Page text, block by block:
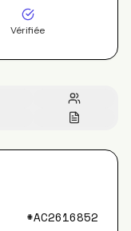
Vérifiée
#AC2616852